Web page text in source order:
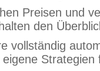
Preisen und
den
vollständig